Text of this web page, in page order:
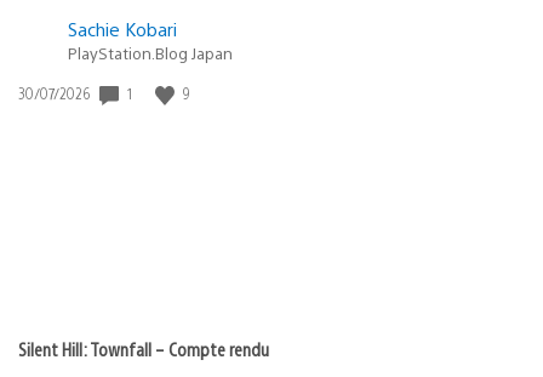
Sachie Kobari
PlayStation.Blog Japan
Date
30/07/2026 1 9
Silent Hill: Townfall – Compte rendu